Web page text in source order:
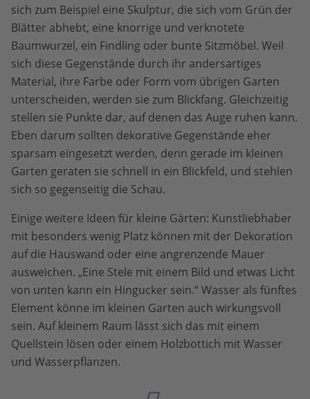
sich zum Beispiel eine Skulptur, die sich vom Grün der
Blätter abhebt, eine knorrige und verknotete
Baumwurzel, ein Findling oder bunte Sitzmöbel. Weil
sich diese Gegenstände durch ihr andersartiges
Material, ihre Farbe oder Form vom übrigen Garten
unterscheiden, werden sie zum Blickfang. Gleichzeitig
stellen sie Punkte dar, auf denen das Auge ruhen kann.
Eben darum sollten dekorative Gegenstände eher
sparsam eingesetzt werden, denn gerade im kleinen
Garten geraten sie schnell in ein Blickfeld, und stehlen
sich so gegenseitig die Schau.
Einige weitere Ideen für kleine Gärten: Kunstliebhaber
mit besonders wenig Platz können mit der Dekoration
auf die Hauswand oder eine angrenzende Mauer
ausweichen. „Eine Stele mit einem Bild und etwas Licht
von unten kann ein Hingucker sein.“ Wasser als fünftes
Element könne im kleinen Garten auch wirkungsvoll
sein. Auf kleinem Raum lässt sich das mit einem
Quellstein lösen oder einem Holzbottich mit Wasser
und Wasserpflanzen.